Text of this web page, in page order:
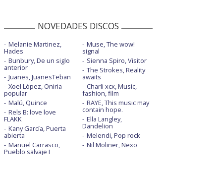
NOVEDADES DISCOS
Melanie Martinez,
Hades
Bunbury, De un siglo
anterior
Juanes, JuanesTeban
Xoel López, Oniria
popular
Malú, Quince
Rels B: love love
FLAKK
Kany García, Puerta
abierta
Manuel Carrasco,
Pueblo salvaje I
Muse, The wow!
signal
Sienna Spiro, Visitor
The Strokes, Reality
awaits
Charli xcx, Music,
fashion, film
RAYE, This music may
contain hope.
Ella Langley,
Dandelion
Melendi, Pop rock
Nil Moliner, Nexo